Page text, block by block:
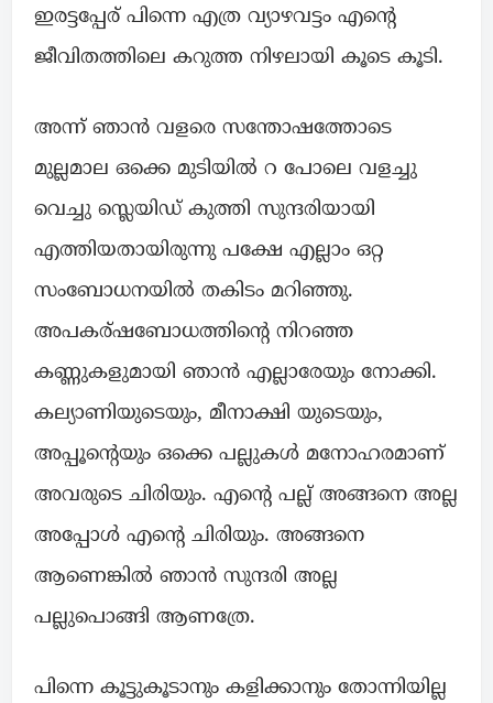
ഇരട്ടപ്പേര് പിന്നെ എത്ര വ്യാഴവട്ടം എന്റെ
ജീവിതത്തിലെ കറുത്ത നിഴലായി കൂടെ കൂടി.
അന്ന് ഞാൻ വളരെ സന്തോഷത്തോടെ
മുല്ലമാല ഒക്കെ മുടിയിൽ റ പോലെ വളച്ചു
വെച്ചു സ്ലെയിഡ് കുത്തി സുന്ദരിയായി
എത്തിയതായിരുന്നു പക്ഷേ എല്ലാം ഒറ്റ
സംബോധനയിൽ തകിടം മറിഞ്ഞു.
അപകര്ഷബോധത്തിന്റെ നിറഞ്ഞ
കണ്ണുകളുമായി ഞാൻ എല്ലാരേയും നോക്കി.
കല്യാണിയുടെയും, മീനാക്ഷി യുടെയും,
അപ്പൂന്റെയും ഒക്കെ പല്ലുകൾ മനോഹരമാണ്
അവരുടെ ചിരിയും. എന്റെ പല്ല് അങ്ങനെ അല്ല
അപ്പോൾ എന്റെ ചിരിയും. അങ്ങനെ
ആണെങ്കിൽ ഞാൻ സുന്ദരി അല്ല
പല്ലുപൊങ്ങി ആണത്രേ.
പിന്നെ കൂട്ടുകൂടാനും കളിക്കാനും തോന്നിയില്ല